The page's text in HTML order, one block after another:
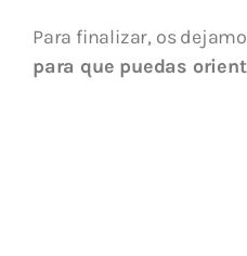
Para finalizar, os
para que puedas